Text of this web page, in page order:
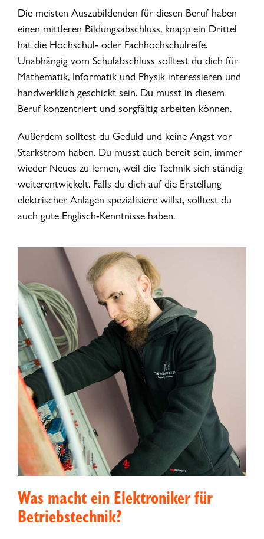
Die meisten Auszubildenden für diesen Beruf haben
einen mittleren Bildungsabschluss, knapp ein Drittel
hat die Hochschul- oder Fachhochschulreife.
Unabhängig vom Schulabschluss solltest du dich für
Mathematik, Informatik und Physik interessieren und
handwerklich geschickt sein. Du musst in diesem
Beruf konzentriert und sorgfältig arbeiten können.
Außerdem solltest du Geduld und keine Angst vor
Starkstrom haben. Du musst auch bereit sein, immer
wieder Neues zu lernen, weil die Technik sich ständig
weiterentwickelt. Falls du dich auf die Erstellung
elektrischer Anlagen spezialisiere willst, solltest du
auch gute Englisch-Kenntnisse haben.
Was macht ein Elektroniker für
Betriebstechnik?